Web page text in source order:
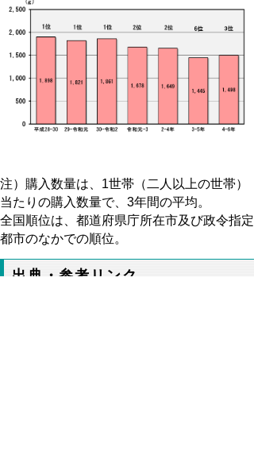
注）購入数量は、 1世帯（二人以上の世帯）
当たりの購入数量で、 3年間の平均。
全国順位は、都道府県庁所在市及び政令指定
都市のなかでの順位。
出典・参考リンク